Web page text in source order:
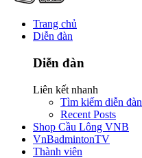
Trang chủ
Diễn đàn
Diễn đàn
Liên kết nhanh
Tìm kiếm diễn đàn
Recent Posts
Shop Cầu Lông VNB
VnBadmintonTV
Thành viên